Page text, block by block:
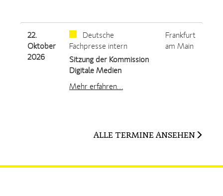
22.
Oktober
2026
Deutsche
Fachpresse intern
Sitzung der Kommission
Digitale Medien
Mehr erfahren…
Frankfurt
am Main
ALLE TERMINE ANSEHEN